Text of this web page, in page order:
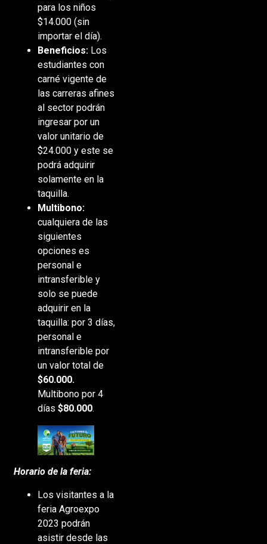
para los niños
$14.000 (sin
importar el día).
Beneficios:Los
estudiantes con
carné vigente de
las carreras afines
al sector podrán
ingresar por un
valor unitario de
$24.000 y este se
podrá adquirir
solamente en la
taquilla.
Multibono:
cualquiera de las
siguientes
opciones es
personal e
intransferible y
solo se puede
adquirir en la
taquilla: por 3 días,
personal e
intransferible por
un valor total de
$60.000.
Multibono por 4
días $80.000.
Horario de la feria:
Los visitantes a la
feria Agroexpo
2023 podrán
asistir desde las